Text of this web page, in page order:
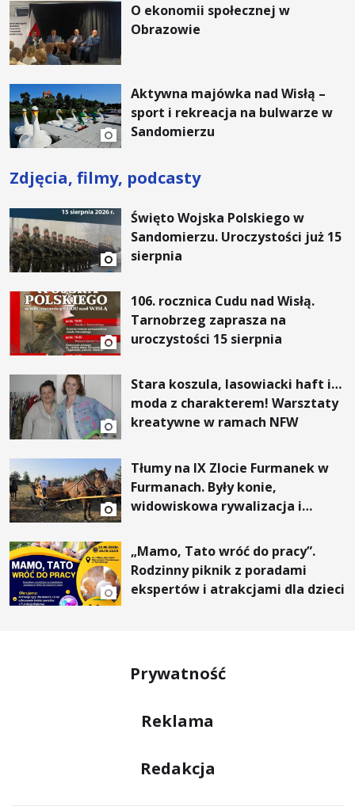
O ekonomii społecznej w
Obrazowie
Aktywna majówka nad Wisłą –
sport i rekreacja na bulwarze w
Sandomierzu
Zdjęcia, filmy, podcasty
Święto Wojska Polskiego w
Sandomierzu. Uroczystości już 15
sierpnia
106. rocznica Cudu nad Wisłą.
Tarnobrzeg zaprasza na
uroczystości 15 sierpnia
Stara koszula, lasowiacki haft i…
moda z charakterem! Warsztaty
kreatywne w ramach NFW
Tłumy na IX Zlocie Furmanek w
Furmanach. Były konie,
widowiskowa rywalizacja i
„Mamo, Tato wróć do pracy”.
Rodzinny piknik z poradami
ekspertów i atrakcjami dla dzieci
Prywatność
Reklama
Redakcja